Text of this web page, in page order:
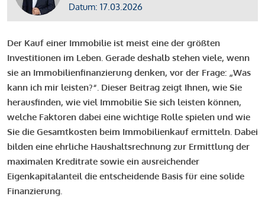
Datum: 17.03.2026
Der Kauf einer Immobilie ist meist eine der größten
Investitionen im Leben. Gerade deshalb stehen viele, wenn
sie an Immobilienfinanzierung denken, vor der Frage: „Was
kann ich mir leisten?“. Dieser Beitrag zeigt Ihnen, wie Sie
herausfinden, wie viel Immobilie Sie sich leisten können,
welche Faktoren dabei eine wichtige Rolle spielen und wie
Sie die Gesamtkosten beim Immobilienkauf ermitteln. Dabei
bilden eine ehrliche Haushaltsrechnung zur Ermittlung der
maximalen Kreditrate sowie ein ausreichender
Eigenkapitalanteil die entscheidende Basis für eine solide
Finanzierung.